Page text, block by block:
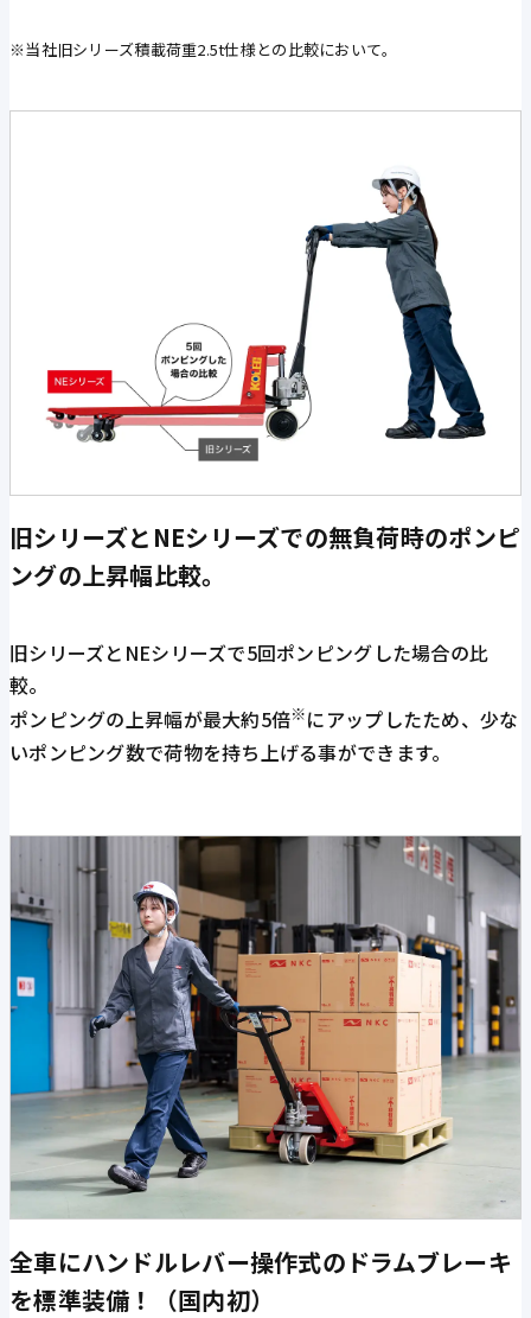
※当社旧シリーズ積載荷重2.5t仕様との比較において。
旧シリーズとNEシリーズでの無負荷時のポンピ
ングの上昇幅比較。
旧シリーズとNEシリーズで5回ポンピングした場合の比
較。
ポンピングの上昇幅が最大約5倍※にアップしたため、少な
いポンピング数で荷物を持ち上げる事ができます。
全車にハンドルレバー操作式のドラムブレーキ
を標準装備！（国内初）